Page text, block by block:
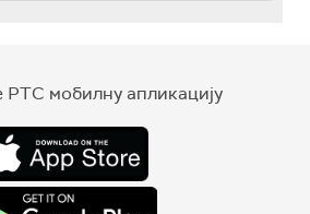
РТС мобилну апликацију